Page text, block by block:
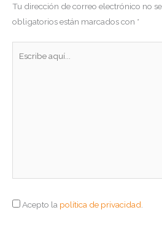
Tu dirección de correo electrónico no
obligatorios están marcados con *
Acepto la política de privacidad